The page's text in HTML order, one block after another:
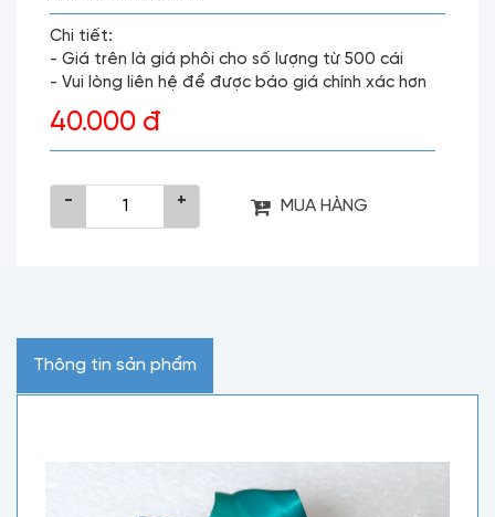
Chi tiết:
- Giá trên là giá phôi cho số lượng từ 500 cái
- Vui lòng liên hệ để được báo giá chính xác hơn
40.000 đ
- + MUA HÀNG
Thông tin sản phẩm